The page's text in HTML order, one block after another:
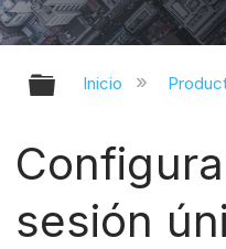
Expandir/
Inicio
sesión